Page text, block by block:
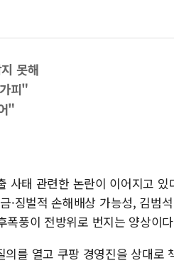
[3보] 북, 원산서 동
우크라 드론 전술,
주한미군 "오산기
못해
피"
"
사태 관련한 논란이 이어지고 있
·징벌적 손해배상 가능성, 김범
풍이 전방위로 번지는 양상이
를 열고 쿠팡 경영진을 상대로